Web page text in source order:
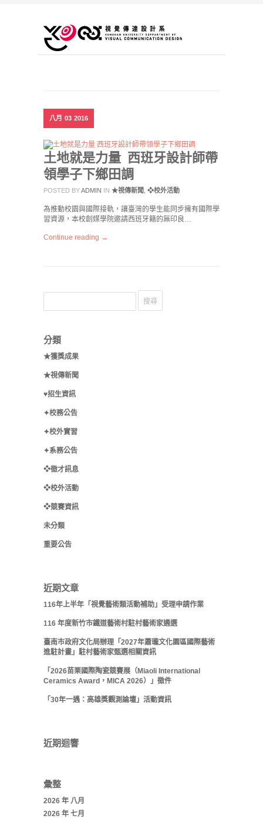
八月 03 2016
土地就是力量 西班牙設計師帶
領學子下鄉田調
POSTED BYADMIN IN ★視傳新聞 ❖校外活動
為推動校園與國際接軌，讓臺灣的學生能同步擁有國際學
習資源，本校創媒學院邀請西班牙籍的無印良…
Continue reading →
分類
★獲獎成果
★視傳新聞
♥招生資訊
✦校務公告
✦校外實習
✦系務公告
❖徵才訊息
❖校外活動
❖競賽資訊
未分類
重要公告
近期文章
116年上半年「視覺藝術類活動補助」受理申請作業
116 年度新竹市鐵道藝術村駐村藝術家遴選
臺南市政府文化局辦理「2027年蕭瓏文化園區國際藝術
進駐計畫」駐村藝術家甄選相關資訊
「2026苗栗國際陶瓷競賽展（Miaoli International
Ceramics Award，MICA 2026）」徵件
「30年一遇：高雄獎觀測論壇」活動資訊
近期迴響
彙整
2026 年 八月
2026 年 七月